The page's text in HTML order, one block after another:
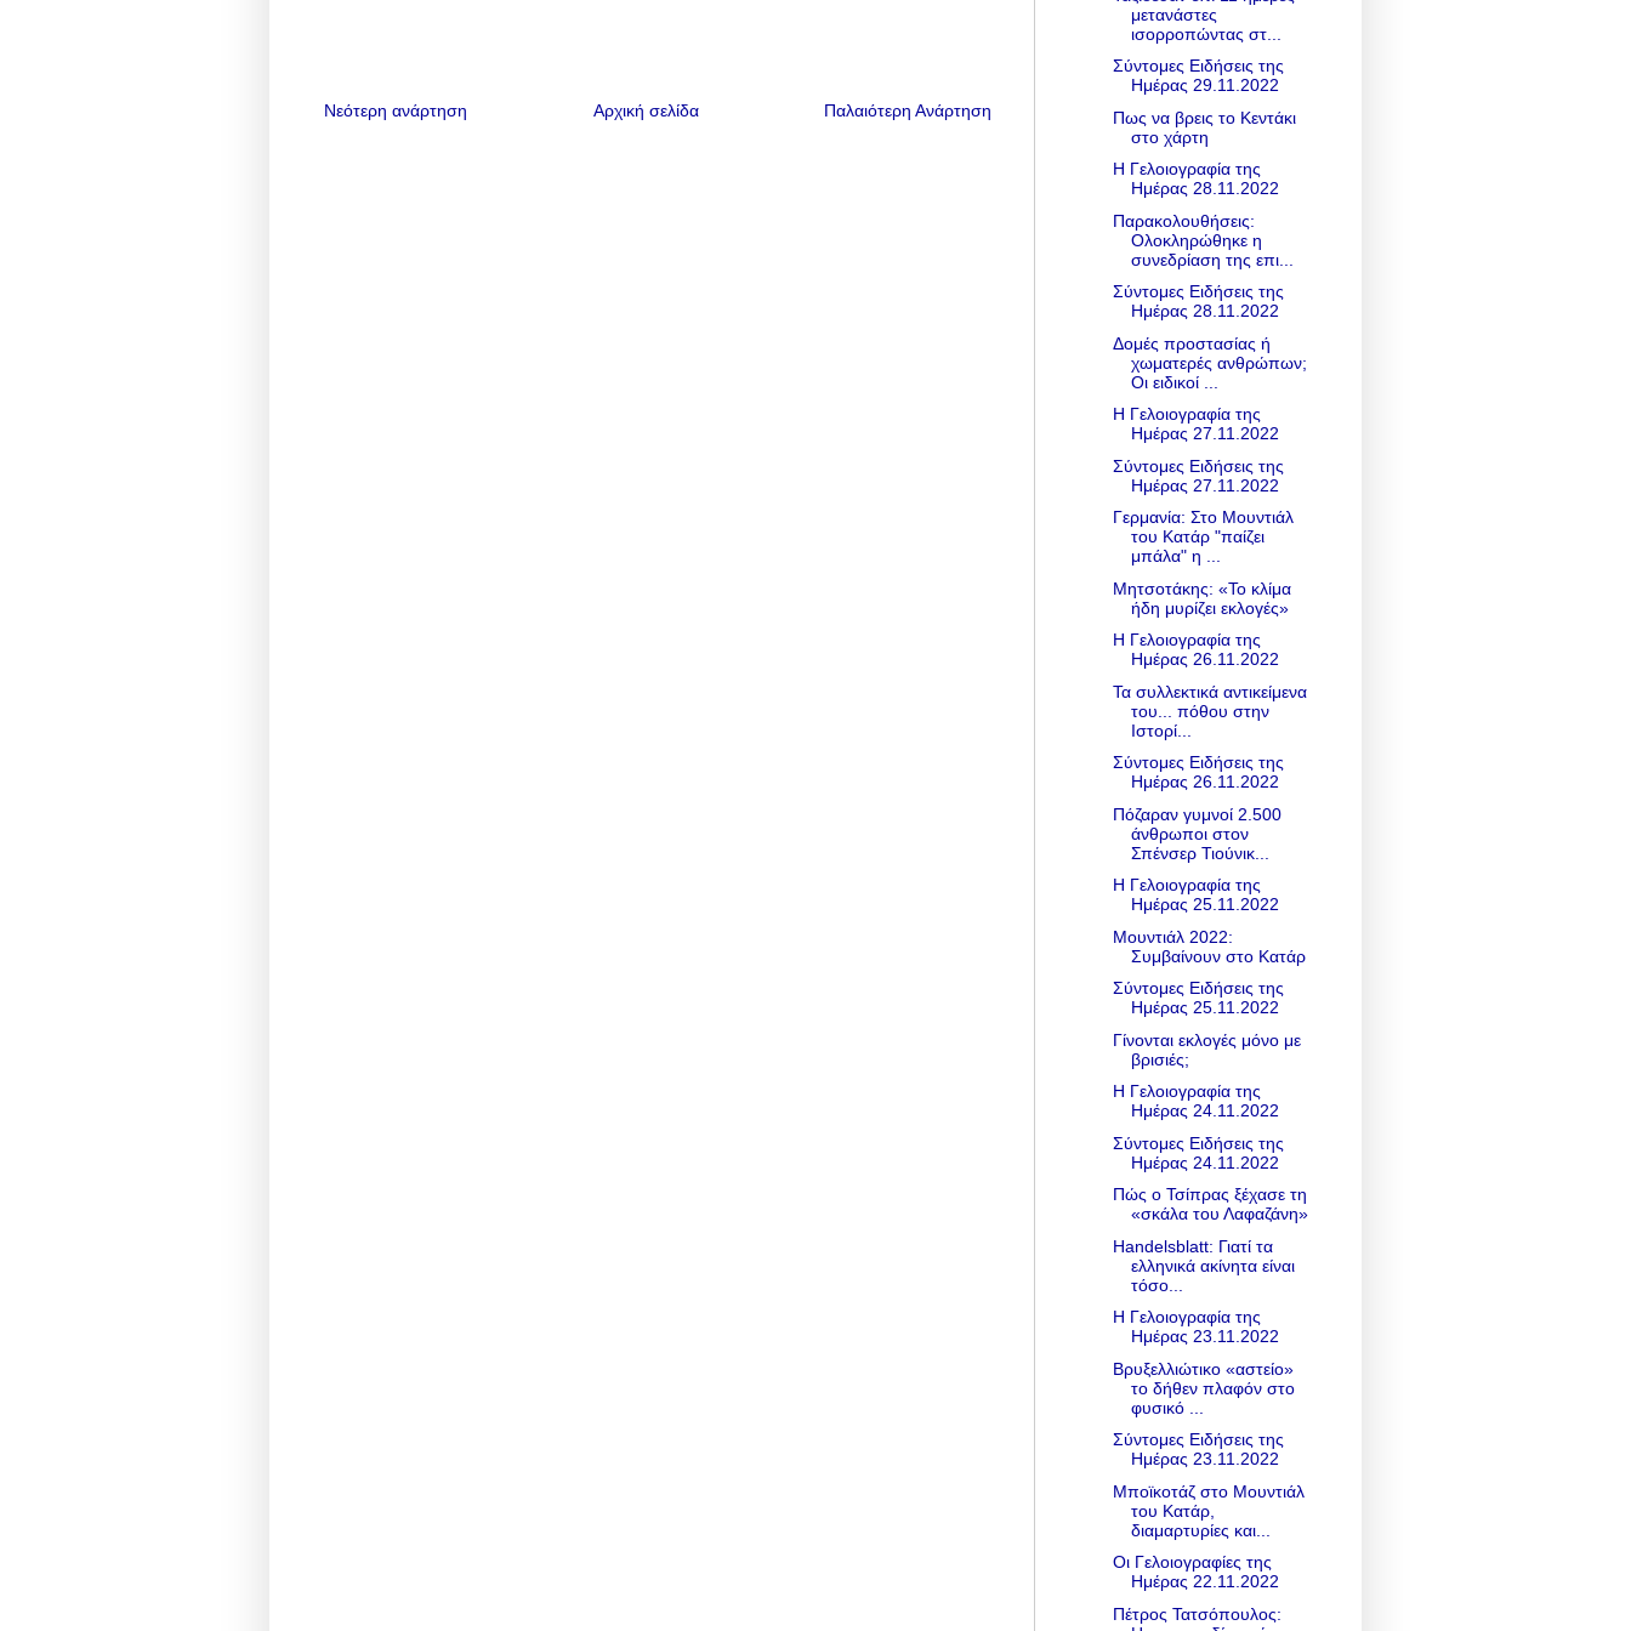
Νεότερη ανάρτηση Παλαιότερη Ανάρτηση
Αρχική σελίδα
μετανάστες
ισορροπώντας στ...
Σύντομες Ειδήσεις της
Ημέρας 29.11.2022
Πως να βρεις το Κεντάκι
στο χάρτη
Η Γελοιογραφία της
Ημέρας 28.11.2022
Παρακολουθήσεις:
Ολοκληρώθηκε η
συνεδρίαση της επι...
Σύντομες Ειδήσεις της
Ημέρας 28.11.2022
Δομές προστασίας ή
χωματερές ανθρώπων;
Οι ειδικοί ...
Η Γελοιογραφία της
Ημέρας 27.11.2022
Σύντομες Ειδήσεις της
Ημέρας 27.11.2022
Γερμανία: Στο Μουντιάλ
του Κατάρ "παίζει
μπάλα" η ...
Μητσοτάκης: «Το κλίμα
ήδη μυρίζει εκλογές»
Η Γελοιογραφία της
Ημέρας 26.11.2022
Τα συλλεκτικά αντικείμενα
του... πόθου στην
Ιστορί...
Σύντομες Ειδήσεις της
Ημέρας 26.11.2022
Πόζαραν γυμνοί 2.500
άνθρωποι στον
Σπένσερ Τιούνικ...
Η Γελοιογραφία της
Ημέρας 25.11.2022
Μουντιάλ 2022:
Συμβαίνουν στο Κατάρ
Σύντομες Ειδήσεις της
Ημέρας 25.11.2022
Γίνονται εκλογές μόνο με
βρισιές;
Η Γελοιογραφία της
Ημέρας 24.11.2022
Σύντομες Ειδήσεις της
Ημέρας 24.11.2022
Πώς ο Τσίπρας ξέχασε τη
«σκάλα του Λαφαζάνη»
Handelsblatt: Γιατί τα
ελληνικά ακίνητα είναι
τόσο...
Η Γελοιογραφία της
Ημέρας 23.11.2022
Βρυξελλιώτικο «αστείο»
το δήθεν πλαφόν στο
φυσικό ...
Σύντομες Ειδήσεις της
Ημέρας 23.11.2022
Μποϊκοτάζ στο Μουντιάλ
του Κατάρ,
διαμαρτυρίες και...
Οι Γελοιογραφίες της
Ημέρας 22.11.2022
Πέτρος Τατσόπουλος: